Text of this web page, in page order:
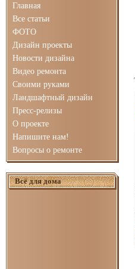
Главная
Все статьи
ФОТО
Дизайн проекты
Новости дизайна
Видео ремонта
Своими руками
Ландшафтный дизайн
Пресс-релизы
О проекте
Напишите нам!
Вопросы о ремонте
Всё для дома